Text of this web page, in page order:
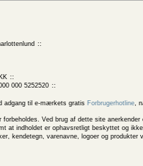
000 5252520
adgang til e-mærkets gratis Forbrugerhotline,
Ved brug af dette site
at indholdet er ophavsretligt beskyttet og
kendetegn, varenavne, logoer og